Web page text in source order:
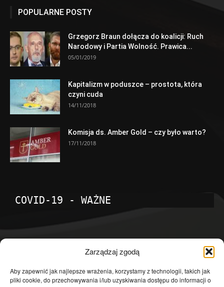
Zarządzaj zgodą
Aby zapewnić jak najlepsze wrażenia, korzystamy z technologii, takich jak
pliki cookie, do przechowywania i/lub uzyskiwania dostępu do informacji o
POPULARNE POSTY
Grzegorz Braun dołącza do koalicji: Ruch
Narodowy i Partia Wolność. Prawica...
05/01/2019
Kapitalizm w poduszce – prostota, która
czyni cuda
14/11/2018
Komisja ds. Amber Gold – czy było warto?
17/11/2018
COVID-19 - WAŻNE
Temat dnia
4601
Publicystyka
4363